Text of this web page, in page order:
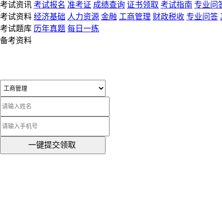
考试资讯 考试报名 准考证 成绩查询 证书领取 考试指南 专业问
考试资料 经济基础 人力资源 金融 工商管理 财政税收 专业问答
考试题库 历年真题 每日一练
备考资料
一键提交领取